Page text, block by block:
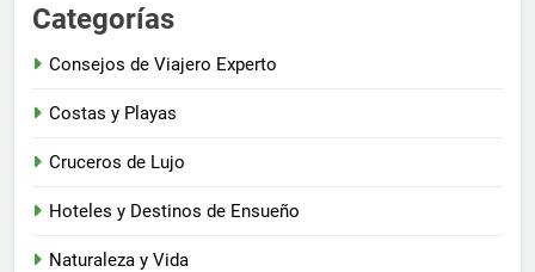
Categorías
Consejos de Viajero Experto
Costas y Playas
Cruceros de Lujo
Hoteles y Destinos de Ensueño
Naturaleza y Vida